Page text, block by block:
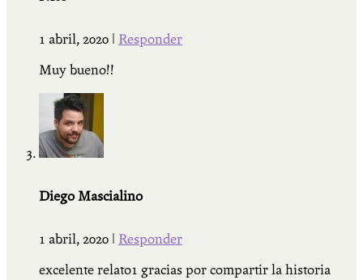
1 abril, 2020
Responder
Muy bueno!!
Diego Mascialino
1 abril, 2020
Responder
excelente relato1 gracias por compartir la historia